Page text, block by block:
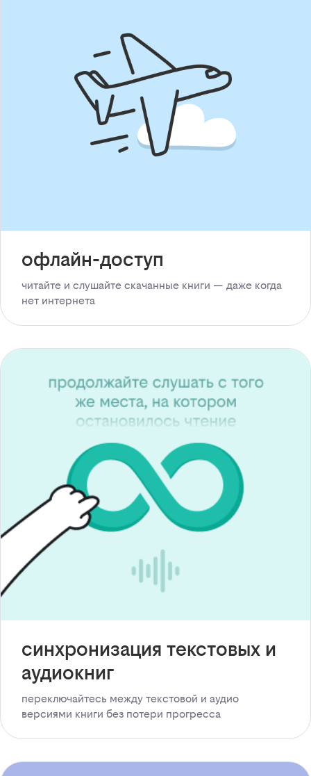
офлайн-доступ
читайте и слушайте скачанные книги — даже когда
нет интернета
синхронизация текстовых и
аудиокниг
переключайтесь между текстовой и аудио
версиями книги без потери прогресса